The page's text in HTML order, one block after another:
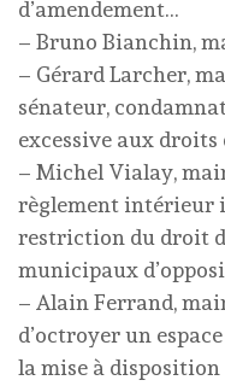
d’amendement…
– Bruno Bianchin,
– Gérard Larcher,
sénateur,
excessive aux droits
– Michel Vialay,
règlement intérieur
restriction du droit
municipaux
– Alain Ferrand,
d’octroyer un
la mise à disposition